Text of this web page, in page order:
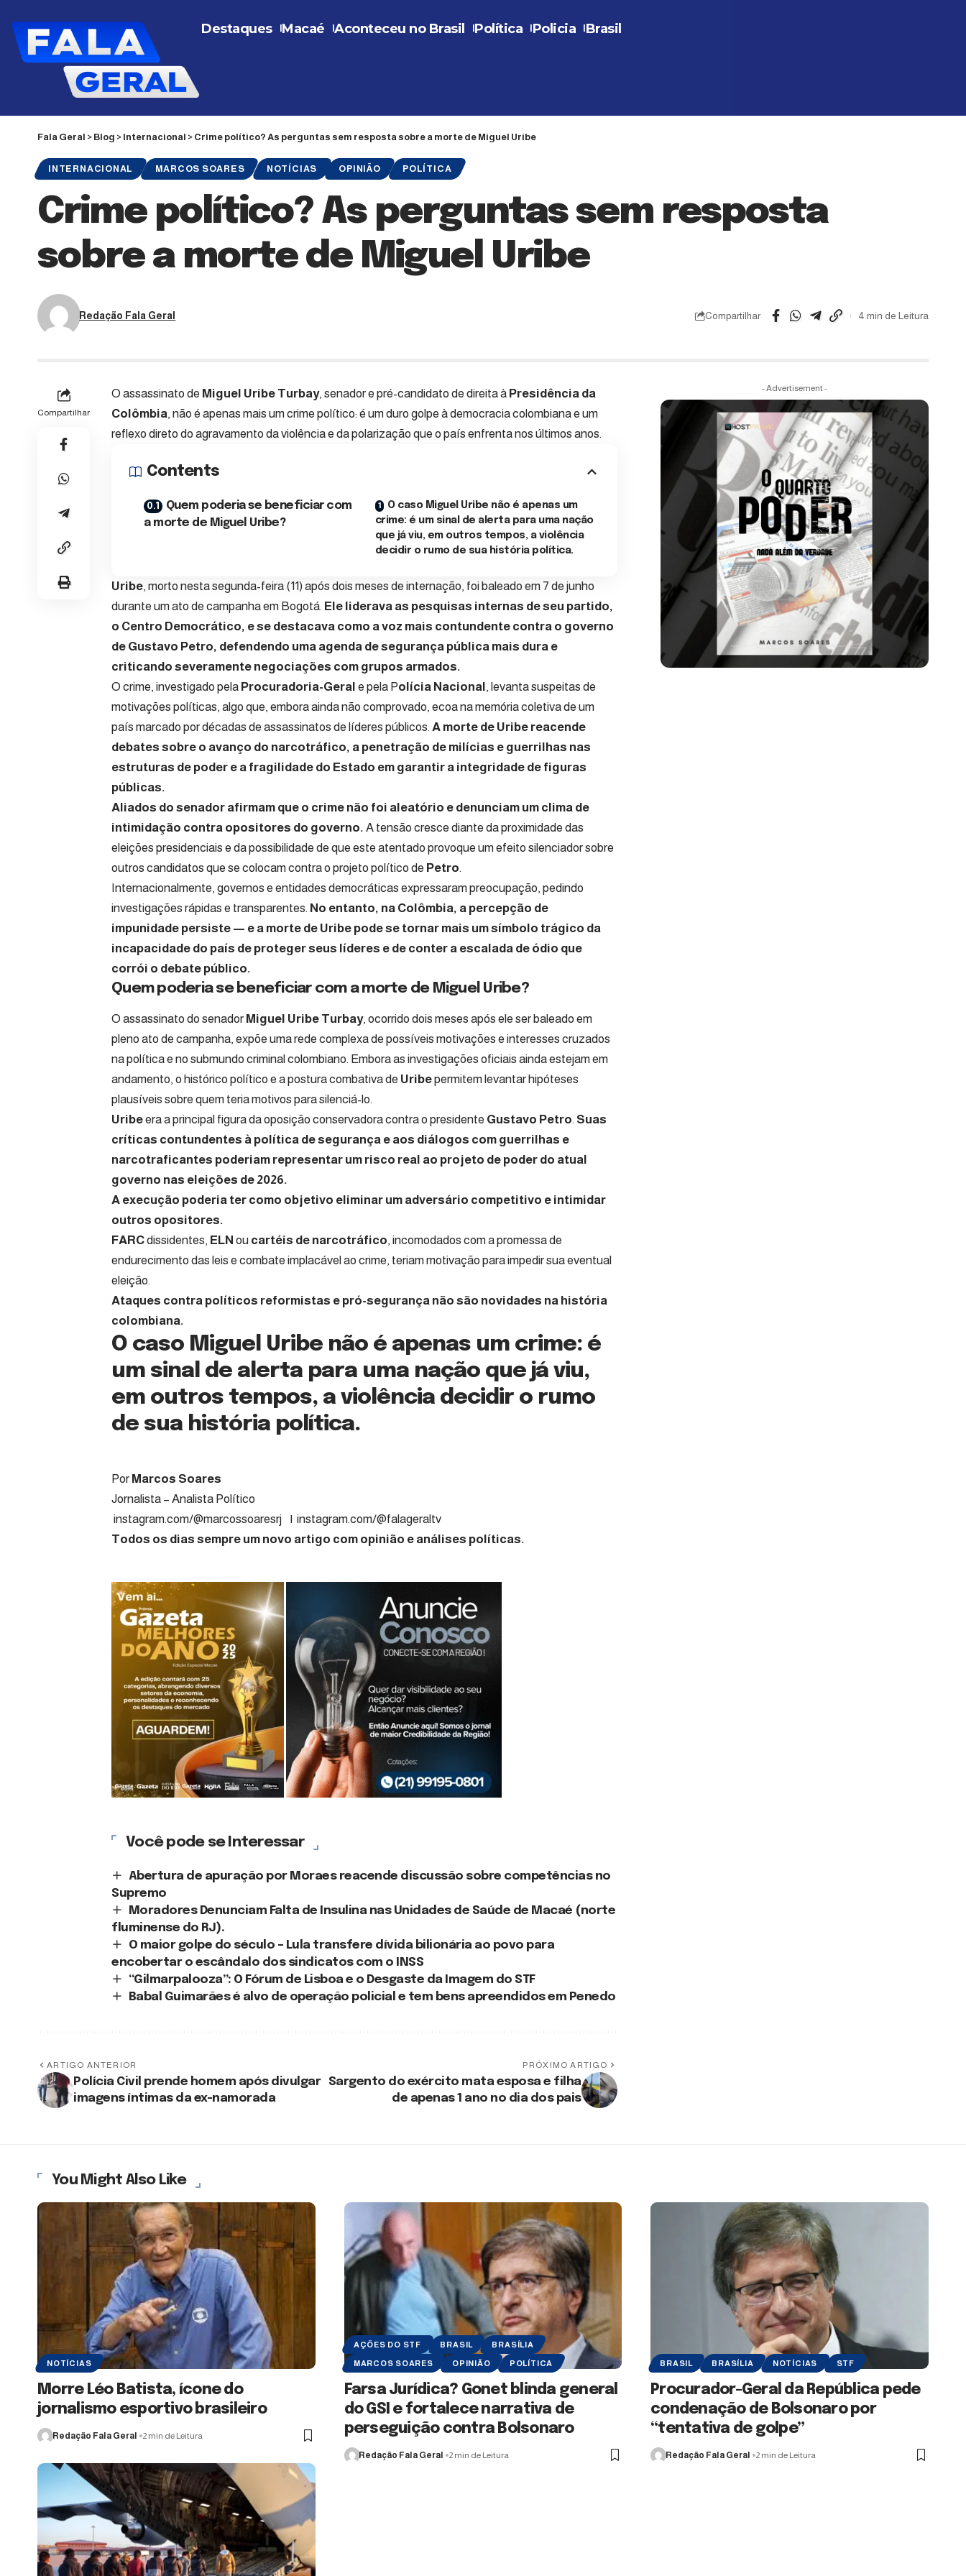
Destaques Macaé Aconteceu no Brasil Política Policia Brasil
Fala Geral > Blog > Internacional > Crime político? As perguntas sem resposta sobre a morte de Miguel Uribe
INTERNACIONAL MARCOS SOARES NOTÍCIAS OPINIÃO POLÍTICA
Crime político? As perguntas sem resposta
sobre a morte de Miguel Uribe
Redação Fala Geral Compartilhar 4 min de Leitura
Compartilhar
O assassinato de Miguel Uribe Turbay, senador e pré-candidato de direita à Presidência da
Colômbia, não é apenas mais um crime político: é um duro golpe à democracia colombiana e um
reflexo direto do agravamento da violência e da polarização que o país enfrenta nos últimos anos.
Contents
Quem poderia se beneficiar com
a morte de Miguel Uribe?
O caso Miguel Uribe não é apenas um
crime: é um sinal de alerta para uma nação
que já viu, em outros tempos, a violência
decidir o rumo de sua história política.
Uribe, morto nesta segunda-feira (11) após dois meses de internação, foi baleado em 7 de junho
durante um ato de campanha em Bogotá. Ele liderava as pesquisas internas de seu partido,
o Centro Democrático, e se destacava como a voz mais contundente contra o governo
de Gustavo Petro, defendendo uma agenda de segurança pública mais dura e
criticando severamente negociações com grupos armados.
O crime, investigado pela Procuradoria-Geral e pela Polícia Nacional, levanta suspeitas de
motivações políticas, algo que, embora ainda não comprovado, ecoa na memória coletiva de um
país marcado por décadas de assassinatos de líderes públicos. A morte de Uribe reacende
debates sobre o avanço do narcotráfico, a penetração de milícias e guerrilhas nas
estruturas de poder e a fragilidade do Estado em garantir a integridade de figuras
públicas.
Aliados do senador afirmam que o crime não foi aleatório e denunciam um clima de
intimidação contra opositores do governo. A tensão cresce diante da proximidade das
eleições presidenciais e da possibilidade de que este atentado provoque um efeito silenciador sobre
outros candidatos que se colocam contra o projeto político de Petro.
Internacionalmente, governos e entidades democráticas expressaram preocupação, pedindo
investigações rápidas e transparentes. No entanto, na Colômbia, a percepção de
impunidade persiste — e a morte de Uribe pode se tornar mais um símbolo trágico da
incapacidade do país de proteger seus líderes e de conter a escalada de ódio que
corrói o debate público.
Quem poderia se beneficiar com a morte de Miguel Uribe?
O assassinato do senador Miguel Uribe Turbay, ocorrido dois meses após ele ser baleado em
pleno ato de campanha, expõe uma rede complexa de possíveis motivações e interesses cruzados
na política e no submundo criminal colombiano. Embora as investigações oficiais ainda estejam em
andamento, o histórico político e a postura combativa de Uribepermitem levantar hipóteses
plausíveis sobre quem teria motivos para silenciá-lo.
Uribeera a principal figura da oposição conservadora contra o presidente Gustavo Petro. Suas
críticas contundentes à política de segurança e aos diálogos com guerrilhas e
narcotraficantes poderiam representar um risco real ao projeto de poder do atual
governo nas eleições de 2026.
A execução poderia ter como objetivo eliminar um adversário competitivo e intimidar
outros opositores.
FARCdissidentes, ELN ou cartéis de narcotráfico, incomodados com a promessa de
endurecimento das leis e combate implacável ao crime, teriam motivação para impedir sua eventual
eleição.
Ataques contra políticos reformistas e pró-segurança não são novidades na história
colombiana.
O caso Miguel Uribe não é apenas um crime: é
um sinal de alerta para uma nação que já viu,
em outros tempos, a violência decidir o rumo
de sua história política.
Por Marcos Soares
Jornalista – Analista Político
instagram.com/@marcossoaresrj | instagram.com/@falageraltv
Todos os dias sempre um novo artigo com opinião e análises políticas.
Você pode se Interessar
Abertura de apuração por Moraes reacende discussão sobre competências no
Supremo
Moradores Denunciam Falta de Insulina nas Unidades de Saúde de Macaé (norte
fluminense do RJ).
O maior golpe do século – Lula transfere dívida bilionária ao povo para
encobertar o escândalo dos sindicatos com o INSS
“Gilmarpalooza”: O Fórum de Lisboa e o Desgaste da Imagem do STF
Babal Guimarães é alvo de operação policial e tem bens apreendidos em Penedo
ARTIGO ANTERIOR
Polícia Civil prende homem após divulgar
imagens íntimas da ex-namorada
PRÓXIMO ARTIGO
Sargento do exército mata esposa e filha
de apenas 1 ano no dia dos pais
- Advertisement -
You Might Also Like
NOTÍCIAS
Morre Léo Batista, ícone do
jornalismo esportivo brasileiro
Redação Fala Geral 2 min de Leitura
AÇÕES DO STF BRASIL BRASÍLIA
MARCOS SOARES OPINIÃO POLÍTICA
Farsa Jurídica? Gonet blinda general
do GSI e fortalece narrativa de
perseguição contra Bolsonaro
Redação Fala Geral 2 min de Leitura
BRASIL BRASÍLIA NOTÍCIAS STF
Procurador-Geral da República pede
condenação de Bolsonaro por
“tentativa de golpe”
Redação Fala Geral 2 min de Leitura